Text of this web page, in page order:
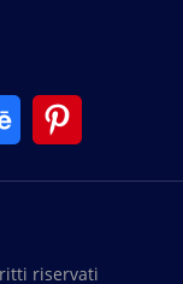
riservati